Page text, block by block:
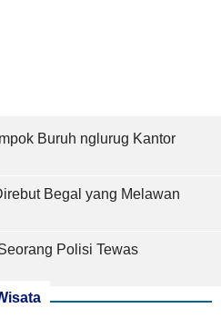
Buruh nglurug Kantor
Begal yang Melawan
Polisi Tewas